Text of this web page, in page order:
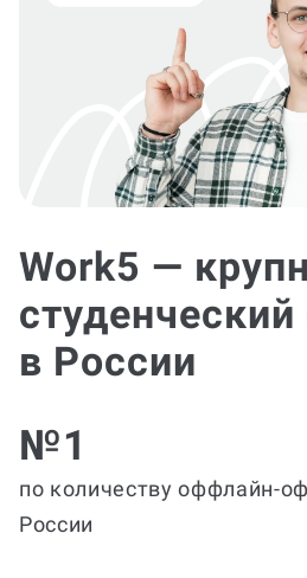
Work5 —
студенческий
в России
№1
по количеству оффлайн-
России